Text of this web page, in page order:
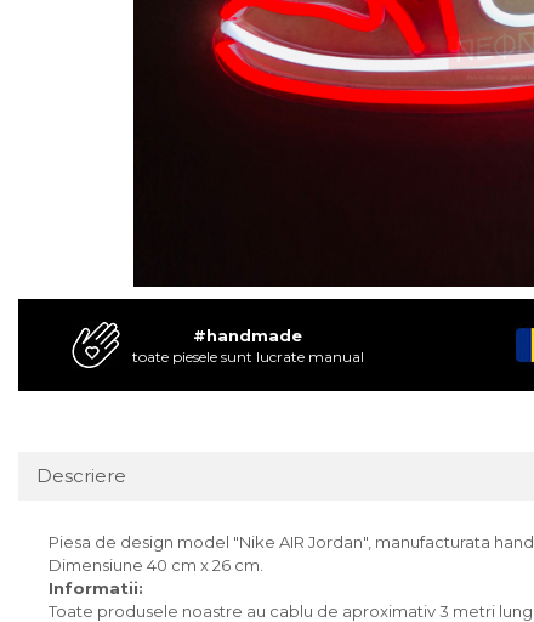
#handmade
toate piesele sunt lucrate manual
Descriere
Piesa de design model "Nike AIR Jordan", manufacturata
Dimensiune 40 cm x 26 cm.
Informatii:
Toate produsele noastre au cablu de aproximativ 3 metri